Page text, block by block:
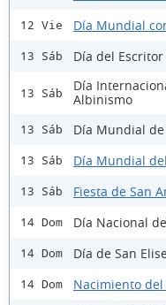
12 Vie Día Mundial
13 Sáb Día del
13 Sáb
Día
Albinismo
13 Sáb Día Mundial
13 Sáb Día Mundial
13 Sáb Fiesta de San
14 Dom Día Nacional
14 Dom Día de San
14 Dom Nacimiento del